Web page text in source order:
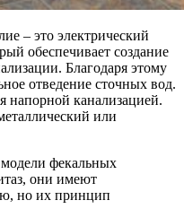
– это электрический
обеспечивает создание
Благодаря этому
отведение сточных вод.
напорной канализацией.
или
модели фекальных
они имеют
но их принцип